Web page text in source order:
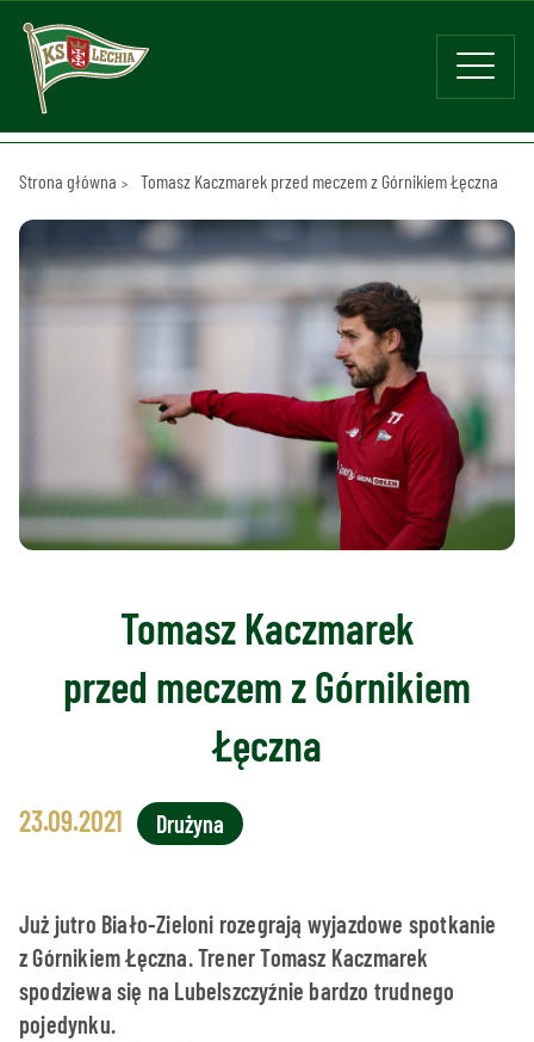
Strona główna Tomasz Kaczmarek przed meczem z Górnikiem Łęczna
Tomasz Kaczmarek
przed meczem z Górnikiem
Łęczna
23.09.2021 Drużyna
Już jutro Biało-Zieloni rozegrają wyjazdowe spotkanie
z Górnikiem Łęczna. Trener Tomasz Kaczmarek
spodziewa się na Lubelszczyźnie bardzo trudnego
pojedynku.